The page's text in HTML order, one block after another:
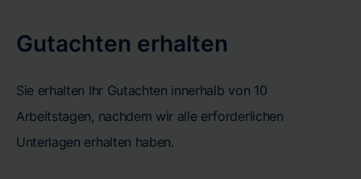
Gutachten erhalten
Sie erhalten Ihr Gutachten innerhalb von 10
Arbeitstagen, nachdem wir alle erforderlichen
Unterlagen erhalten haben.